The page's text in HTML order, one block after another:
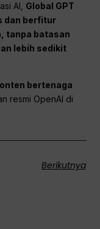
AI, Global GPT
dan berfitur
tanpa batasan
lebih sedikit
bertenaga
resmi OpenAI di
Berikutnya